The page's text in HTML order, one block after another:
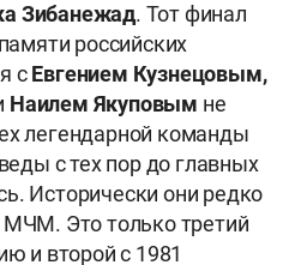
Зибанежад. Тот финал
российских
сЕвгением Кузнецовым,
Наилем Якуповым не
легендарной команды
с тех пор до главных
Исторически они редко
МЧМ. Это только третий
и второй с 1981